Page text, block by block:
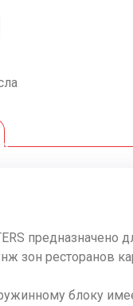
предназначено
зон ресторанов
блоку